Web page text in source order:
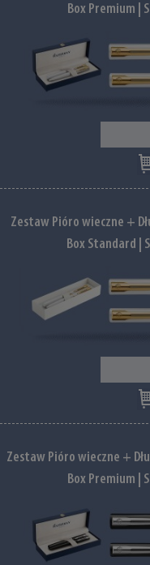
Box Premium |
Zestaw Pióro wieczne +
Box Standard |
Zestaw Pióro wieczne +
Box Premium |